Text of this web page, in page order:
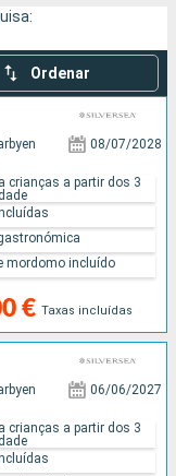
Ordenar
08/07/2028
€ Taxas incluídas
crianças a partir dos 3
mordomo incluído
06/06/2027
crianças a partir dos 3